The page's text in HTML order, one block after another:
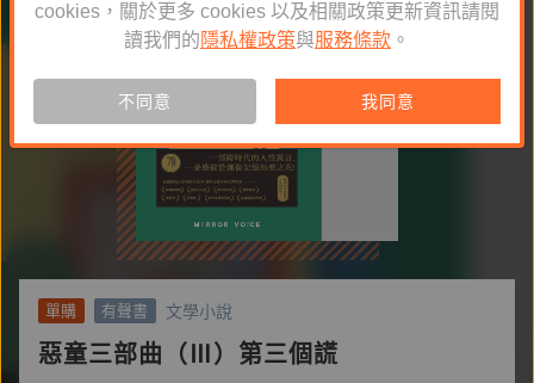
單購 有聲書 文學小說
惡童三部曲（Ⅲ）第三個謊
cookies，關於更多 cookies 以及相關政策更新資訊請閱
讀我們的 隱私權政策與服務條款 。
不同意 我同意